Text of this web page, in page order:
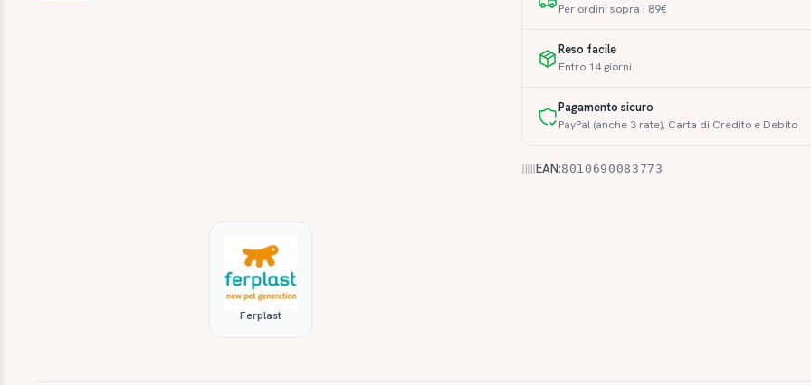
Per ordini sopra i 89€
Reso facile
Entro 14 giorni
Pagamento sicuro
PayPal (anche 3 rate), Carta di Credito e Debito
EAN:8010690083773
Ferplast